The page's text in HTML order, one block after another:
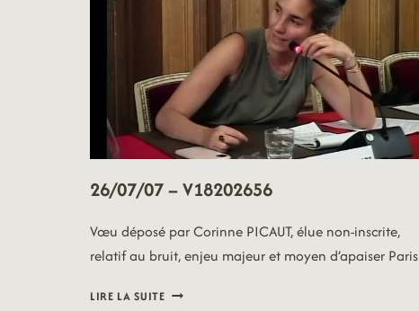
26/07/07 – V18202656
Vœu déposé par Corinne PICAUT, élue non-inscrite,
relatif au bruit, enjeu majeur et moyen d’apaiser Paris
LIRE LA SUITE26/07/07